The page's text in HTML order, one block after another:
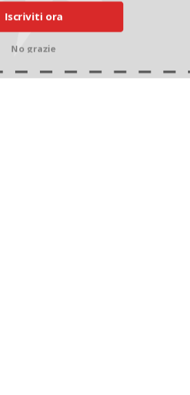
Iscriviti ora
No grazie